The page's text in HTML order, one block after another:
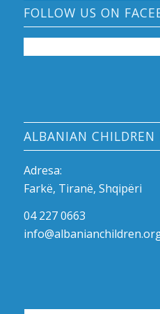
FOLLOW US ON
ALBANIAN
Adresa:
Farkë, Tiranë, Shqipëri
04 227 0663